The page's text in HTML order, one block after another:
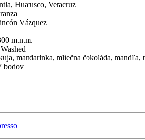
Huatusco, Veracruz
Vázquez
m.n.m.
Washed
mandarínka, mliečna čokoláda, mandľa,
bodov